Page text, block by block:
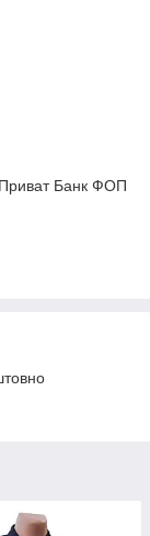
Приват Банк ФОП